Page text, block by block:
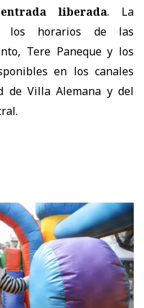
liberada. La
los horarios de las
Tere Paneque y los
en los canales
de Villa Alemana y del